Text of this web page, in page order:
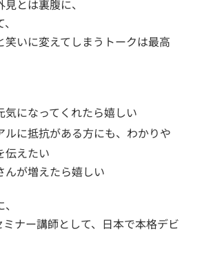
とは裏腹に、
笑いに変えてしまうトークは最高
気になってくれたら嬉しい
ルに抵抗がある方にも、わかりや
伝えたい
んが増えたら嬉しい
ナー講師として、日本で本格デビ